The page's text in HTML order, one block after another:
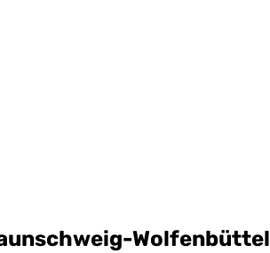
Wolfenbüttel